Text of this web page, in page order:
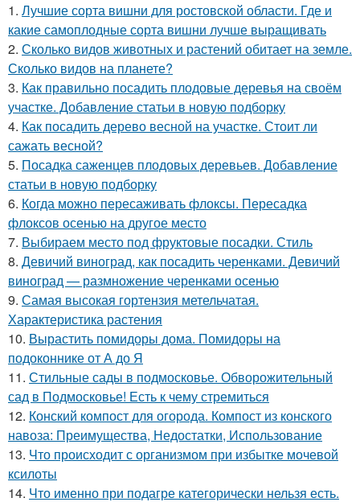
1. Лучшие сорта вишни для ростовской области. Где и
какие самоплодные сорта вишни лучше выращивать
2. Сколько видов животных и растений обитает на земле.
Сколько видов на планете?
3. Как правильно посадить плодовые деревья на своём
участке. Добавление статьи в новую подборку
4. Как посадить дерево весной на участке. Стоит ли
сажать весной?
5. Посадка саженцев плодовых деревьев. Добавление
статьи в новую подборку
6. Когда можно пересаживать флоксы. Пересадка
флоксов осенью на другое место
7. Выбираем место под фруктовые посадки. Стиль
8. Девичий виноград, как посадить черенками. Девичий
виноград — размножение черенками осенью
9. Самая высокая гортензия метельчатая.
Характеристика растения
10. Вырастить помидоры дома. Помидоры на
подоконнике от А до Я
11. Стильные сады в подмосковье. Обворожительный
сад в Подмосковье! Есть к чему стремиться
12. Конский компост для огорода. Компост из конского
навоза: Преимущества, Недостатки, Использование
13. Что происходит с организмом при избытке мочевой
ксилоты
14. Что именно при подагре категорически нельзя есть.